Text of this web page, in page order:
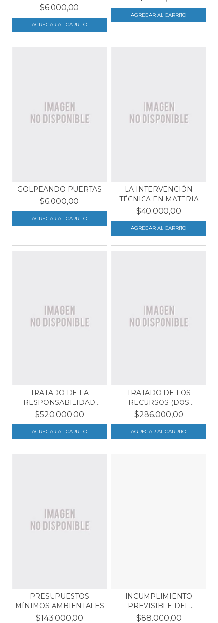
$6.000,00
GOLPEANDO PUERTAS
$6.000,00
LA INTERVENCIÓN
TÉCNICA EN MATERIA
PENAL...
$40.000,00
TRATADO DE LA
RESPONSABILIDAD
PARENTAL (...
$520.000,00
TRATADO DE LOS
RECURSOS (DOS
TOMOS)
$286.000,00
PRESUPUESTOS
MÍNIMOS AMBIENTALES
$143.000,00
INCUMPLIMIENTO
PREVISIBLE DEL
CONTRATO
$88.000,00